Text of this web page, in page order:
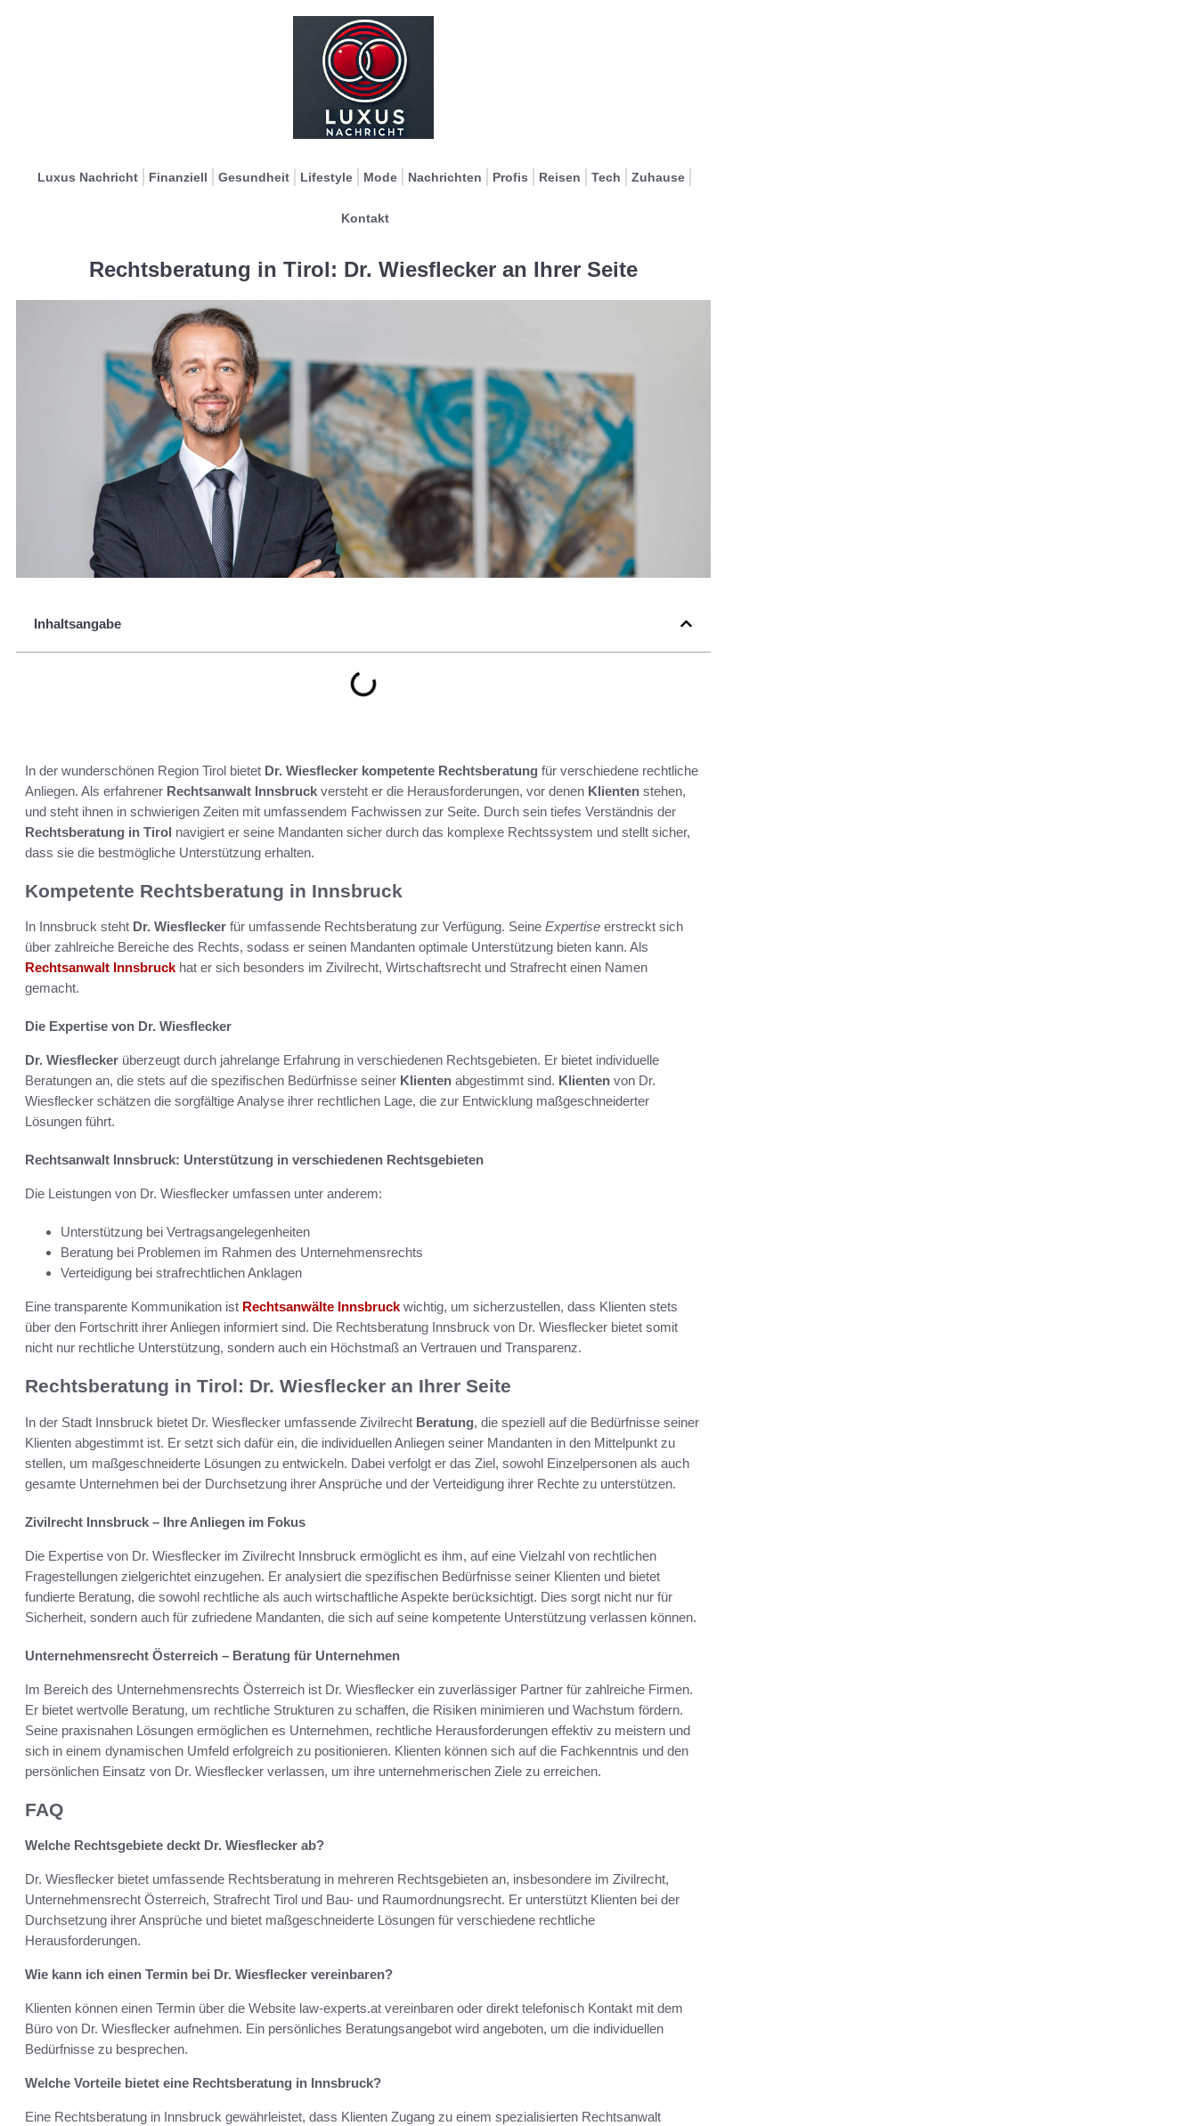
Luxus Nachricht Finanziell Gesundheit Lifestyle Mode Nachrichten Profis Reisen Tech Zuhause
Kontakt
Rechtsberatung in Tirol: Dr. Wiesflecker an Ihrer Seite
Inhaltsangabe
In der wunderschönen Region Tirol bietet Dr. Wiesflecker kompetente Rechtsberatung für verschiedene rechtliche
Anliegen. Als erfahrener Rechtsanwalt Innsbruck versteht er die Herausforderungen, vor denen Klienten stehen,
und steht ihnen in schwierigen Zeiten mit umfassendem Fachwissen zur Seite. Durch sein tiefes Verständnis der
Rechtsberatung in Tirol navigiert er seine Mandanten sicher durch das komplexe Rechtssystem und stellt sicher,
dass sie die bestmögliche Unterstützung erhalten.
Kompetente Rechtsberatung in Innsbruck
In Innsbruck steht Dr. Wiesflecker für umfassende Rechtsberatung zur Verfügung. Seine Expertise erstreckt sich
über zahlreiche Bereiche des Rechts, sodass er seinen Mandanten optimale Unterstützung bieten kann. Als
Rechtsanwalt Innsbruck hat er sich besonders im Zivilrecht, Wirtschaftsrecht und Strafrecht einen Namen
gemacht.
Die Expertise von Dr. Wiesflecker
Dr. Wiesflecker überzeugt durch jahrelange Erfahrung in verschiedenen Rechtsgebieten. Er bietet individuelle
Beratungen an, die stets auf die spezifischen Bedürfnisse seiner Klienten abgestimmt sind. Klienten von Dr.
Wiesflecker schätzen die sorgfältige Analyse ihrer rechtlichen Lage, die zur Entwicklung maßgeschneiderter
Lösungen führt.
Rechtsanwalt Innsbruck: Unterstützung in verschiedenen Rechtsgebieten
Die Leistungen von Dr. Wiesflecker umfassen unter anderem:
Unterstützung bei Vertragsangelegenheiten
Beratung bei Problemen im Rahmen des Unternehmensrechts
Verteidigung bei strafrechtlichen Anklagen
Eine transparente Kommunikation ist Rechtsanwälte Innsbruck wichtig, um sicherzustellen, dass Klienten stets
über den Fortschritt ihrer Anliegen informiert sind. Die Rechtsberatung Innsbruck von Dr. Wiesflecker bietet somit
nicht nur rechtliche Unterstützung, sondern auch ein Höchstmaß an Vertrauen und Transparenz.
Rechtsberatung in Tirol: Dr. Wiesflecker an Ihrer Seite
In der Stadt Innsbruck bietet Dr. Wiesflecker umfassende Zivilrecht Beratung, die speziell auf die Bedürfnisse seiner
Klienten abgestimmt ist. Er setzt sich dafür ein, die individuellen Anliegen seiner Mandanten in den Mittelpunkt zu
stellen, um maßgeschneiderte Lösungen zu entwickeln. Dabei verfolgt er das Ziel, sowohl Einzelpersonen als auch
gesamte Unternehmen bei der Durchsetzung ihrer Ansprüche und der Verteidigung ihrer Rechte zu unterstützen.
Zivilrecht Innsbruck – Ihre Anliegen im Fokus
Die Expertise von Dr. Wiesflecker im Zivilrecht Innsbruck ermöglicht es ihm, auf eine Vielzahl von rechtlichen
Fragestellungen zielgerichtet einzugehen. Er analysiert die spezifischen Bedürfnisse seiner Klienten und bietet
fundierte Beratung, die sowohl rechtliche als auch wirtschaftliche Aspekte berücksichtigt. Dies sorgt nicht nur für
Sicherheit, sondern auch für zufriedene Mandanten, die sich auf seine kompetente Unterstützung verlassen können.
Unternehmensrecht Österreich – Beratung für Unternehmen
Im Bereich des Unternehmensrechts Österreich ist Dr. Wiesflecker ein zuverlässiger Partner für zahlreiche Firmen.
Er bietet wertvolle Beratung, um rechtliche Strukturen zu schaffen, die Risiken minimieren und Wachstum fördern.
Seine praxisnahen Lösungen ermöglichen es Unternehmen, rechtliche Herausforderungen effektiv zu meistern und
sich in einem dynamischen Umfeld erfolgreich zu positionieren. Klienten können sich auf die Fachkenntnis und den
persönlichen Einsatz von Dr. Wiesflecker verlassen, um ihre unternehmerischen Ziele zu erreichen.
FAQ
Welche Rechtsgebiete deckt Dr. Wiesflecker ab?
Dr. Wiesflecker bietet umfassende Rechtsberatung in mehreren Rechtsgebieten an, insbesondere im Zivilrecht,
Unternehmensrecht Österreich, Strafrecht Tirol und Bau- und Raumordnungsrecht. Er unterstützt Klienten bei der
Durchsetzung ihrer Ansprüche und bietet maßgeschneiderte Lösungen für verschiedene rechtliche
Herausforderungen.
Wie kann ich einen Termin bei Dr. Wiesflecker vereinbaren?
Klienten können einen Termin über die Website law-experts.at vereinbaren oder direkt telefonisch Kontakt mit dem
Büro von Dr. Wiesflecker aufnehmen. Ein persönliches Beratungsangebot wird angeboten, um die individuellen
Bedürfnisse zu besprechen.
Welche Vorteile bietet eine Rechtsberatung in Innsbruck?
Eine Rechtsberatung in Innsbruck gewährleistet, dass Klienten Zugang zu einem spezialisierten Rechtsanwalt